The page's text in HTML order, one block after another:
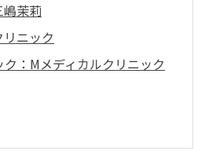
茉莉
ニック
：Mメディカルクリニック